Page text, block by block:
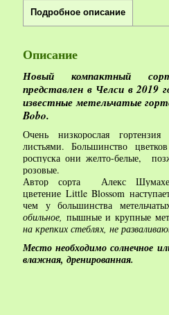
Подробное описание
Описание
Новый компактный
представлен в Челси в
известные метельчатые
Bobo.
Очень низкорослая
листьями. Большинство
роспуска они желто-белые,
розовые.
Автор сорта Алекс
цветение Little Blossom
чем у большинства
обильное, пышные и крупные
на крепких стеблях, не
Место необходимо солнечное
влажная, дренированная.